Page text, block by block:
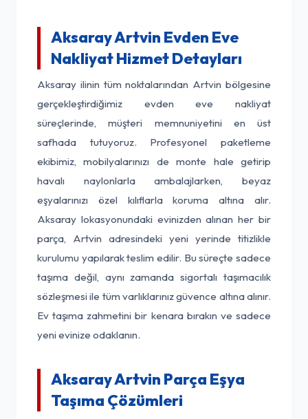
Aksaray Artvin Evden Eve
Nakliyat Hizmet Detayları
Aksaray ilinin tüm noktalarından Artvin bölgesine
gerçekleştirdiğimiz evden eve nakliyat
süreçlerinde, müşteri memnuniyetini en üst
safhada tutuyoruz. Profesyonel paketleme
ekibimiz, mobilyalarınızı de monte hale getirip
havalı naylonlarla ambalajlarken, beyaz
eşyalarınızı özel kılıflarla koruma altına alır.
Aksaray lokasyonundaki evinizden alınan her bir
parça, Artvin adresindeki yeni yerinde titizlikle
kurulumu yapılarak teslim edilir. Bu süreçte sadece
taşıma değil, aynı zamanda sigortalı taşımacılık
sözleşmesi ile tüm varlıklarınız güvence altına alınır.
Ev taşıma zahmetini bir kenara bırakın ve sadece
yeni evinize odaklanın.
Aksaray Artvin Parça Eşya
Taşıma Çözümleri